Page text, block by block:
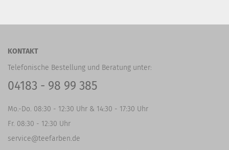
KONTAKT
Telefonische Bestellung und Beratung unter:
04183 - 98 99 385
Mo.-Do. 08:30 - 12:30 Uhr & 14:30 - 17:30 Uhr
Fr. 08:30 - 12:30 Uhr
service@teefarben.de